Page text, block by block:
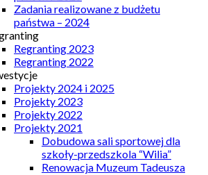
Zadania realizowane z budżetu
państwa – 2024
Regranting 2023
Regranting 2022
Projekty 2024 i 2025
Projekty 2023
Projekty 2022
Projekty 2021
Dobudowa sali sportowej dla
szkoły-przedszkola “Wilia”
Renowacja Muzeum Tadeusza